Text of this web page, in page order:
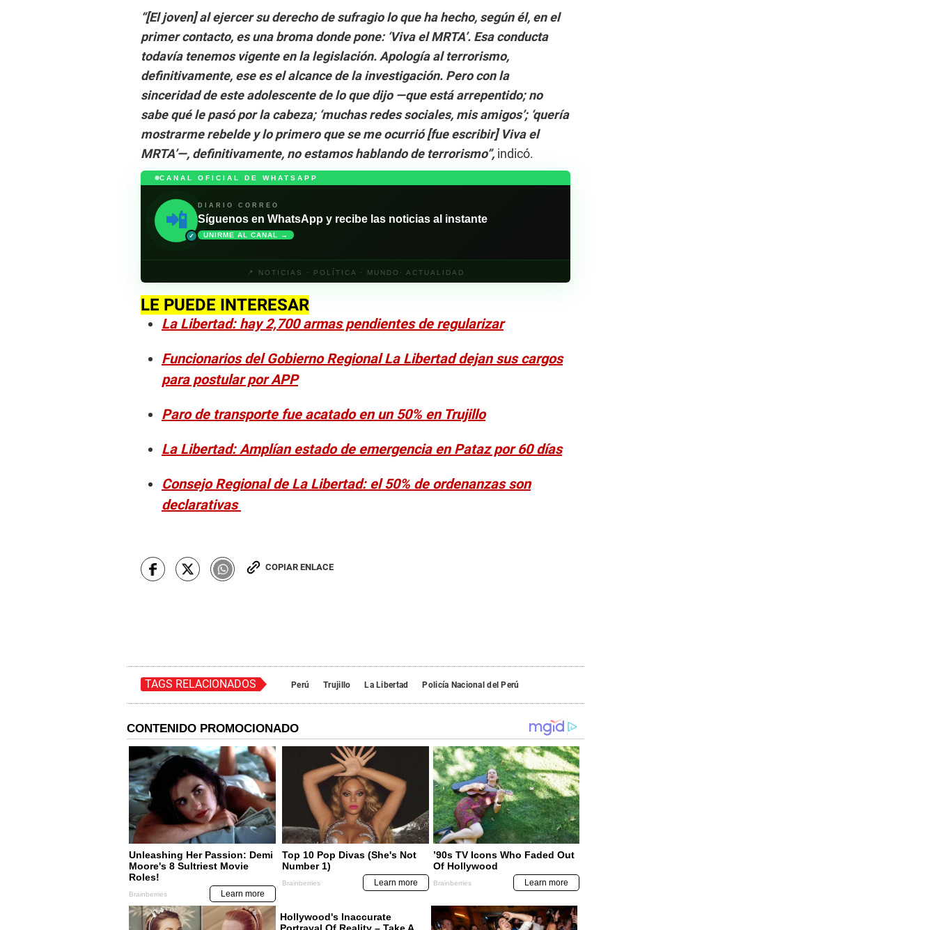
“[El joven] al ejercer su derecho de sufragio lo que ha hecho, según él, en el
primer contacto, es una broma donde pone: ‘Viva el MRTA’. Esa conducta
todavía tenemos vigente en la legislación. Apología al terrorismo,
definitivamente, ese es el alcance de la investigación. Pero con la
sinceridad de este adolescente de lo que dijo —que está arrepentido; no
sabe qué le pasó por la cabeza; ‘muchas redes sociales, mis amigos’; ‘quería
mostrarme rebelde y lo primero que se me ocurrió [fue escribir] Viva el
MRTA’—, definitivamente, no estamos hablando de terrorismo”, indicó.
CANAL OFICIAL DE WHATSAPP
📲
✓
DIARIO CORREO
Síguenos en WhatsApp y recibe las noticias al instante
UNIRME AL CANAL →
📍 NOTICIAS · POLÍTICA · MUNDO· ACTUALIDAD
LE PUEDE INTERESAR
La Libertad: hay 2,700 armas pendientes de regularizar
Funcionarios del Gobierno Regional La Libertad dejan sus cargos
para postular por APP
Paro de transporte fue acatado en un 50% en Trujillo
La Libertad: Amplían estado de emergencia en Pataz por 60 días
Consejo Regional de La Libertad: el 50% de ordenanzas son
declarativas
COPIAR ENLACE
TAGS RELACIONADOS Perú Trujillo La Libertad Policía Nacional del Perú